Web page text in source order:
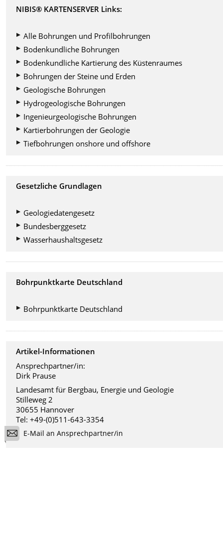
NIBIS® KARTENSERVER Links:
Alle Bohrungen und Profilbohrungen
Bodenkundliche Bohrungen
Bodenkundliche Kartierung des Küstenraumes
Bohrungen der Steine und Erden
Geologische Bohrungen
Hydrogeologische Bohrungen
Ingenieurgeologische Bohrungen
Kartierbohrungen der Geologie
Tiefbohrungen onshore und offshore
Gesetzliche Grundlagen
Geologiedatengesetz
Bundesberggesetz
Wasserhaushaltsgesetz
Bohrpunktkarte Deutschland
Bohrpunktkarte Deutschland
Artikel-Informationen
Ansprechpartner/in:
Dirk Prause
Landesamt für Bergbau, Energie und Geologie
Stilleweg 2
30655 Hannover
Tel: +49-(0)511-643-3354
E-Mail an Ansprechpartner/in